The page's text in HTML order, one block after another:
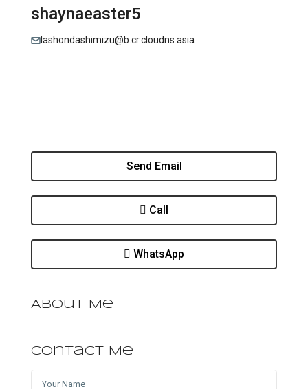
shaynaeaster5
lashondashimizu@b.cr.cloudns.asia
Send Email
Call
WhatsApp
About Me
Contact Me